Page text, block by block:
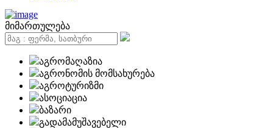
მიმართულება
აგრომაღაზია
აგრონომის მომსახურება
აგროტურიზმი
ასოციაცია
ბაზარი
გადამამუშავებელი